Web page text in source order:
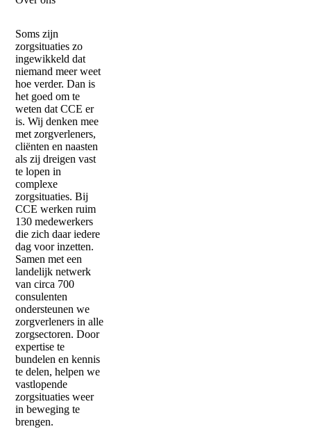
Soms zijn
zorgsituaties zo
ingewikkeld dat
niemand meer weet
hoe verder. Dan is
het goed om te
weten dat CCE er
is. Wij denken mee
met zorgverleners,
cliënten en naasten
als zij dreigen vast
te lopen in
complexe
zorgsituaties. Bij
CCE werken ruim
130 medewerkers
die zich daar iedere
dag voor inzetten.
Samen met een
landelijk netwerk
van circa 700
consulenten
ondersteunen we
zorgverleners in alle
zorgsectoren. Door
expertise te
bundelen en kennis
te delen, helpen we
vastlopende
zorgsituaties weer
in beweging te
brengen.